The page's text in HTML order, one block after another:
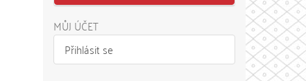
MŮJ ÚČET
Přihlásit se